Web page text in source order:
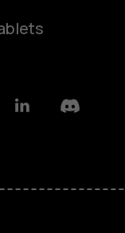
LinkedinDiscord